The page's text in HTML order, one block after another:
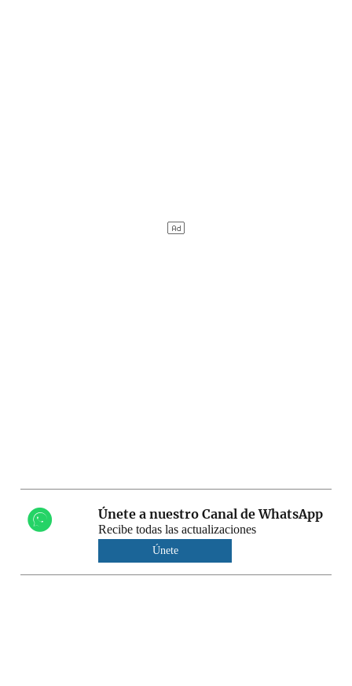
Únete a nuestro Canal de WhatsApp
Recibe todas las actualizaciones
Únete